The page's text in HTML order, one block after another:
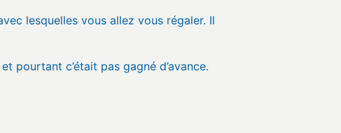
lesquelles vous allez vous régaler. Il
pourtant c’était pas gagné d’avance.